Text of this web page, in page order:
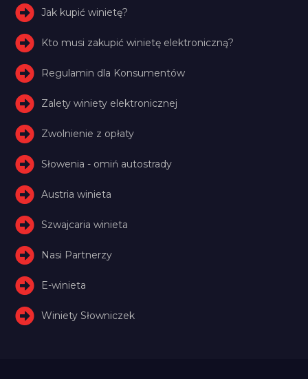
Jak kupić winietę?
Kto musi zakupić winietę elektroniczną?
Regulamin dla Konsumentów
Zalety winiety elektronicznej
Zwolnienie z opłaty
Słowenia - omiń autostrady
Austria winieta
Szwajcaria winieta
Nasi Partnerzy
E-winieta
Winiety Słowniczek